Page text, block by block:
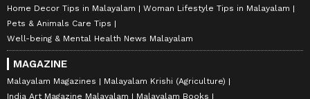
Home Decor Tips in Malayalam
Woman Lifestyle Tips in Malayalam
Pets & Animals Care Tips
Well-being & Mental Health News Malayalam
MAGAZINE
Malayalam Magazines
Malayalam Krishi (Agriculture)
India Art Magazine Malayalam
Malayalam Books